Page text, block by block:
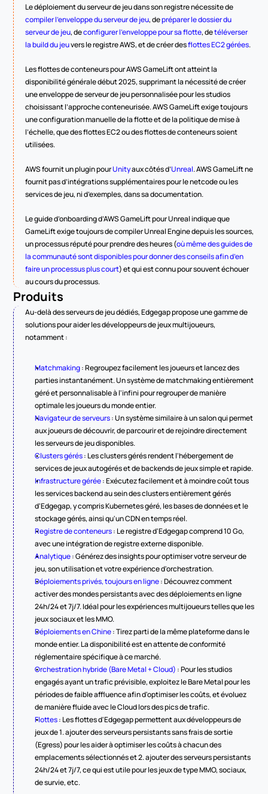
compiler l’enveloppe du serveur de jeu, de préparer le dossier du
serveur de jeu, de configurer l’enveloppe pour sa flotte, de téléverser
la build du jeu vers le registre AWS, et de créer des flottes EC2 gérées.
Les flottes de conteneurs pour AWS GameLift ont atteint la
disponibilité générale début 2025, supprimant la nécessité de créer
une enveloppe de serveur de jeu personnalisée pour les studios
choisissant l’approche conteneurisée. AWS GameLift exige toujours
une configuration manuelle de la flotte et de la politique de mise à
l’échelle, que des flottes EC2 ou des flottes de conteneurs soient
utilisées.
AWS fournit un plugin pour Unity aux côtés d’Unreal. AWS GameLift ne
fournit pas d’intégrations supplémentaires pour le netcode ou les
services de jeu, ni d’exemples, dans sa documentation.
Le guide d’onboarding d’AWS GameLift pour Unreal indique que
GameLift exige toujours de compiler Unreal Engine depuis les sources,
un processus réputé pour prendre des heures (où même des guides de
la communauté sont disponibles pour donner des conseils afin d’en
faire un processus plus court) et qui est connu pour souvent échouer
au cours du processus.
Produits
Au-delà des serveurs de jeu dédiés, Edgegap propose une gamme de
solutions pour aider les développeurs de jeux multijoueurs,
notamment :
Matchmaking : Regroupez facilement les joueurs et lancez des
parties instantanément. Un système de matchmaking entièrement
géré et personnalisable à l'infini pour regrouper de manière
optimale les joueurs du monde entier.
Navigateur de serveurs : Un système similaire à un salon qui permet
aux joueurs de découvrir, de parcourir et de rejoindre directement
les serveurs de jeu disponibles.
Clusters gérés : Les clusters gérés rendent l'hébergement de
services de jeux autogérés et de backends de jeux simple et rapide.
Infrastructure gérée : Exécutez facilement et à moindre coût tous
les services backend au sein des clusters entièrement gérés
d'Edgegap, y compris Kubernetes géré, les bases de données et le
stockage gérés, ainsi qu'un CDN en temps réel.
Registre de conteneurs : Le registre d'Edgegap comprend 10 Go,
avec une intégration de registre externe disponible.
Analytique : Générez des insights pour optimiser votre serveur de
jeu, son utilisation et votre expérience d'orchestration.
Déploiements privés, toujours en ligne : Découvrez comment
activer des mondes persistants avec des déploiements en ligne
24h/24 et 7j/7. Idéal pour les expériences multijoueurs telles que les
jeux sociaux et les MMO.
Déploiements en Chine : Tirez parti de la même plateforme dans le
monde entier. La disponibilité est en attente de conformité
réglementaire spécifique à ce marché.
Orchestration hybride (Bare Metal + Cloud) : Pour les studios
engagés ayant un trafic prévisible, exploitez le Bare Metal pour les
périodes de faible affluence afin d'optimiser les coûts, et évoluez
de manière fluide avec le Cloud lors des pics de trafic.
Flottes : Les flottes d'Edgegap permettent aux développeurs de
jeux de 1. ajouter des serveurs persistants sans frais de sortie
(Egress) pour les aider à optimiser les coûts à chacun des
emplacements sélectionnés et 2. ajouter des serveurs persistants
24h/24 et 7j/7, ce qui est utile pour les jeux de type MMO, sociaux,
de survie, etc.